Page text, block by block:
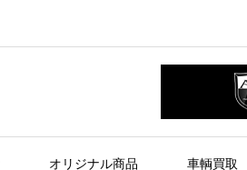
オリジナル商品 車輌買取